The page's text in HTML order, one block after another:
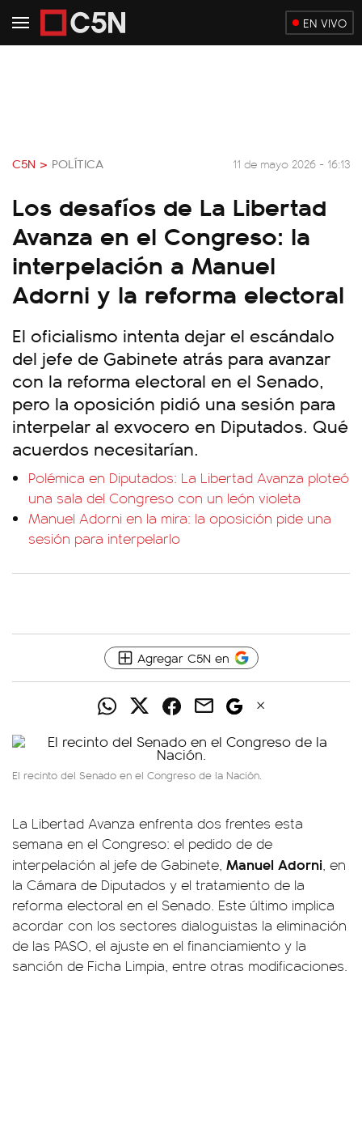
EN VIVO
C5N > POLÍTICA 11 de mayo 2026 - 16:13
Los desafíos de La Libertad
Avanza en el Congreso: la
interpelación a Manuel
Adorni y la reforma electoral
El oficialismo intenta dejar el escándalo
del jefe de Gabinete atrás para avanzar
con la reforma electoral en el Senado,
pero la oposición pidió una sesión para
interpelar al exvocero en Diputados. Qué
acuerdos necesitarían.
Polémica en Diputados: La Libertad Avanza ploteó
una sala del Congreso con un león violeta
Manuel Adorni en la mira: la oposición pide una
sesión para interpelarlo
Agregar C5N en
El recinto del Senado en el Congreso de la Nación.
La Libertad Avanza enfrenta dos frentes esta
semana en el Congreso: el pedido de de
interpelación al jefe de Gabinete, Manuel Adorni, en
la Cámara de Diputados y el tratamiento de la
reforma electoral en el Senado. Este último implica
acordar con los sectores dialoguistas la eliminación
de las PASO, el ajuste en el financiamiento y la
sanción de Ficha Limpia, entre otras modificaciones.